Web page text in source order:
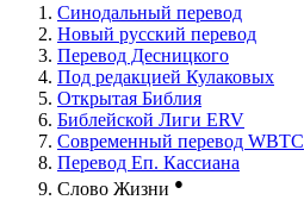
Синодальный перевод
Новый русский перевод
Перевод Десницкого
Под редакцией Кулаковых
Открытая Библия
Библейской Лиги ERV
Cовременный перевод WBTC
Перевод Еп. Кассиана
Слово Жизни ●